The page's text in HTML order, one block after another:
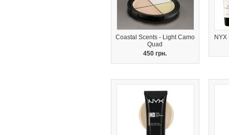
Coastal Scents - Light Camo
Quad
450 грн.
NYX